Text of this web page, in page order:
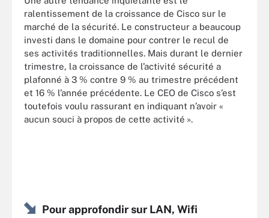
ralentissement de la croissance de Cisco sur le
marché de la sécurité. Le constructeur a beaucoup
investi dans le domaine pour contrer le recul de
ses activités traditionnelles. Mais durant le dernier
trimestre, la croissance de l’activité sécurité a
plafonné à 3 % contre 9 % au trimestre précédent
et 16 % l’année précédente. Le CEO de Cisco s’est
toutefois voulu rassurant en indiquant n’avoir «
aucun souci à propos de cette activité ».
Pour approfondir sur LAN, Wifi